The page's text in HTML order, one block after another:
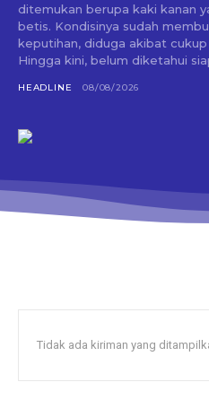
ditemukan berupa kaki kanan
betis. Kondisinya sudah
keputihan, diduga akibat
Hingga kini, belum diketahui
HEADLINE 08/08/2026
Tidak ada kiriman yang